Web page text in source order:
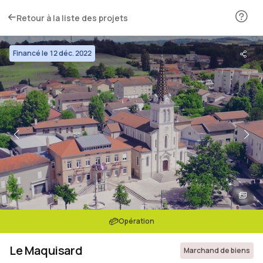
Retour à la liste des projets
Financé le 12 déc. 2022
Opération
Le Maquisard Marchand de biens